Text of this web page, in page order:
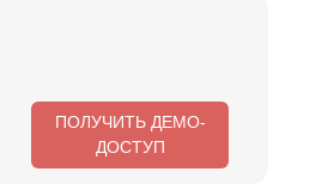
ПОЛУЧИТЬ ДЕМО-
ДОСТУП